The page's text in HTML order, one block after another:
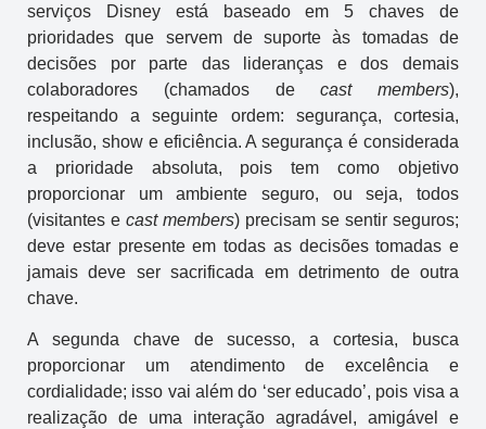
serviços Disney está baseado em 5 chaves de
prioridades que servem de suporte às tomadas de
decisões por parte das lideranças e dos demais
colaboradores (chamados decast members),
respeitando a seguinte ordem: segurança, cortesia,
inclusão, show e eficiência. A segurança é considerada
a prioridade absoluta, pois tem como objetivo
proporcionar um ambiente seguro, ou seja, todos
(visitantes e cast members) precisam se sentir seguros;
deve estar presente em todas as decisões tomadas e
jamais deve ser sacrificada em detrimento de outra
chave.
A segunda chave de sucesso, a cortesia, busca
proporcionar um atendimento de excelência e
cordialidade; isso vai além do ‘ser educado’, pois visa a
realização de uma interação agradável, amigável e